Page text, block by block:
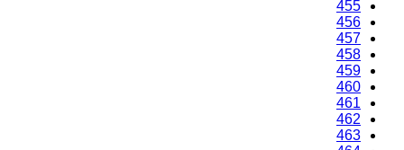
455
456
457
458
459
460
461
462
463